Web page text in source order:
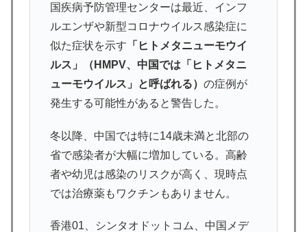
国疾病予防管理センターは最近、インフ
ルエンザや新型コロナウイルス感染症に
似た症状を示す 「ヒトメタニューモウイ
ルス」（HMPV、中国では「ヒトメタニ
ューモウイルス」と呼ばれる） の症例が
発生する可能性があると警告した。
冬以降、中国では特に14歳未満と北部の
省で感染者が大幅に増加している。高齢
者や幼児は感染のリスクが高く、現時点
では治療薬もワクチンもありません。
香港01、シンタオドットコム、中国メデ